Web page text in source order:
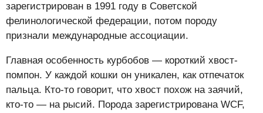
зарегистрирован в 1991 году в Советской
фелинологической федерации, потом породу
признали международные ассоциации.
Главная особенность курбобов — короткий хвост-
помпон. У каждой кошки он уникален, как отпечаток
пальца. Кто-то говорит, что хвост похож на заячий,
кто-то — на рысий. Порода зарегистрирована WCF,